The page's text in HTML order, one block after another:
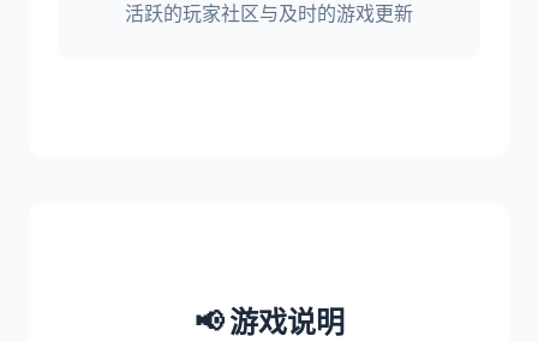
活跃的玩家社区与及时的游戏更新
📢 游戏说明